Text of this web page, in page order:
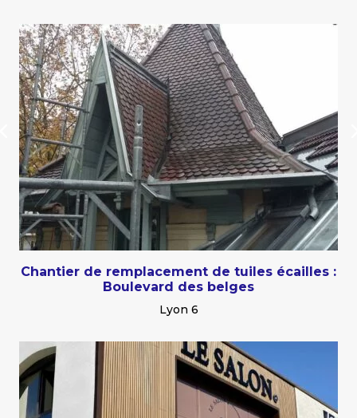
Chantier de remplacement de tuiles écailles :
Boulevard des belges
Lyon 6